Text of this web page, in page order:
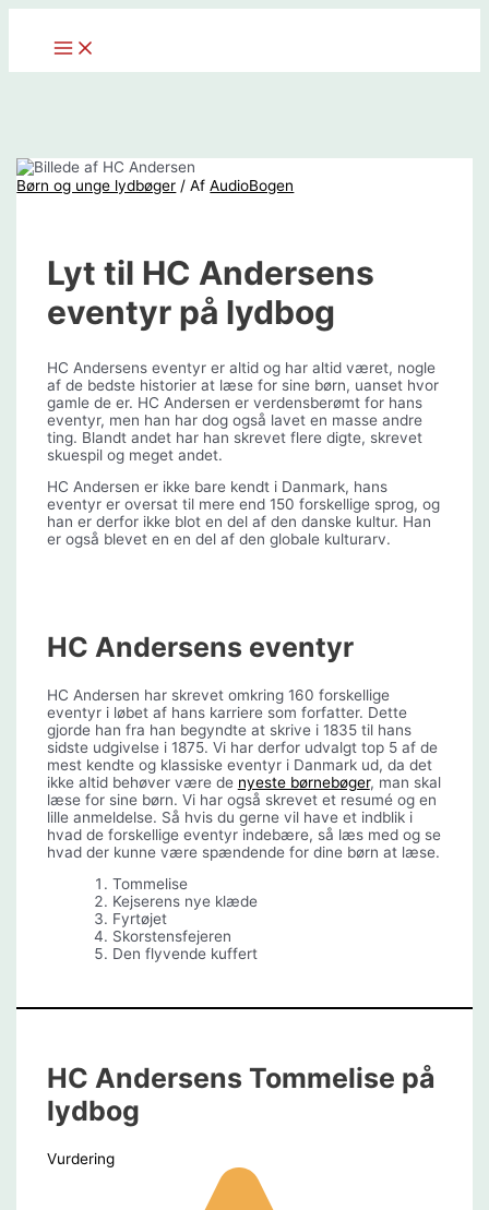
indholdet
Main
Menu
Børn og unge lydbøger / AfAudioBogen
Lyt til HC Andersens
eventyr på lydbog
HC Andersens eventyr er altid og har altid været, nogle
af de bedste historier at læse for sine børn, uanset hvor
gamle de er. HC Andersen er verdensberømt for hans
eventyr, men han har dog også lavet en masse andre
ting. Blandt andet har han skrevet flere digte, skrevet
skuespil og meget andet.
HC Andersen er ikke bare kendt i Danmark, hans
eventyr er oversat til mere end 150 forskellige sprog, og
han er derfor ikke blot en del af den danske kultur. Han
er også blevet en en del af den globale kulturarv.
HC Andersens eventyr
HC Andersen har skrevet omkring 160 forskellige
eventyr i løbet af hans karriere som forfatter. Dette
gjorde han fra han begyndte at skrive i 1835 til hans
sidste udgivelse i 1875. Vi har derfor udvalgt top 5 af de
mest kendte og klassiske eventyr i Danmark ud, da det
ikke altid behøver være de nyeste børnebøger, man skal
læse for sine børn. Vi har også skrevet et resumé og en
lille anmeldelse. Så hvis du gerne vil have et indblik i
hvad de forskellige eventyr indebære, så læs med og se
hvad der kunne være spændende for dine børn at læse.
Tommelise
Kejserens nye klæde
Fyrtøjet
Skorstensfejeren
Den flyvende kuffert
HC Andersens Tommelise på
lydbog
Vurdering